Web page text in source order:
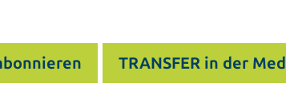
TRANSFER in der